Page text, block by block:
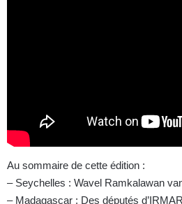
Au sommaire de cette édition :
– Seychelles : Wavel Ramkalawan
– Madagascar : Des députés